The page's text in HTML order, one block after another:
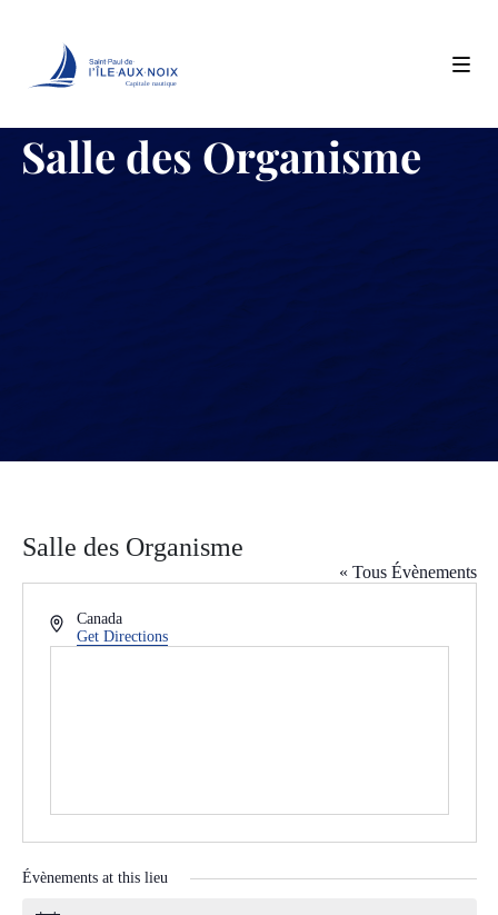
content
Capitale nautique
Salle des Organisme
Salle des Organisme
« Tous Évènements
AddressCanada
Get Directions
Évènements at this lieu